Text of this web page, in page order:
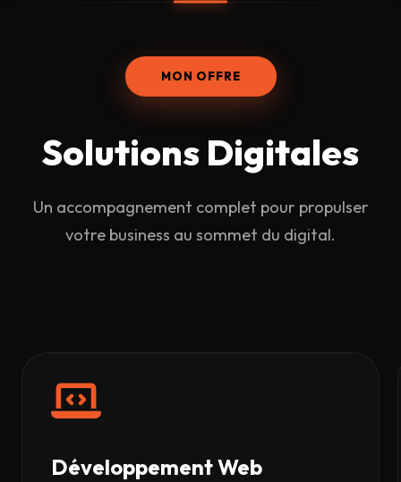
MON OFFRE
Solutions Digitales
Un accompagnement complet pour propulser
votre business au sommet du digital.
Développement Web